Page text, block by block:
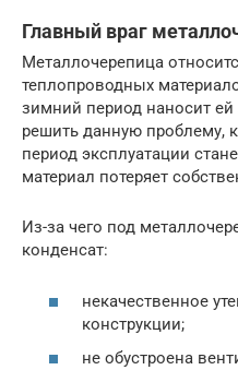
Главный враг
Металлочерепица
теплопроводных
зимний период наносит
решить данную проблему,
период эксплуатации
материал потеряет
Из-за чего под
конденсат:
некачественное
конструкции;
не обустроена